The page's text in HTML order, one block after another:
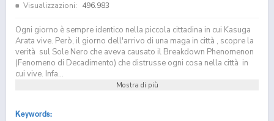
Visualizzazioni:
496.983
Ogni giorno è sempre identico nella piccola cittadina in cui Kasuga
Arata vive. Però, il giorno dell'arrivo di una maga in città , scopre la
verità sul Sole Nero che aveva causato il Breakdown Phenomenon
(Fenomeno di Decadimento) che distrusse ogni cosa nella città in
cui vive. Infa...
Mostra di più
Keywords: